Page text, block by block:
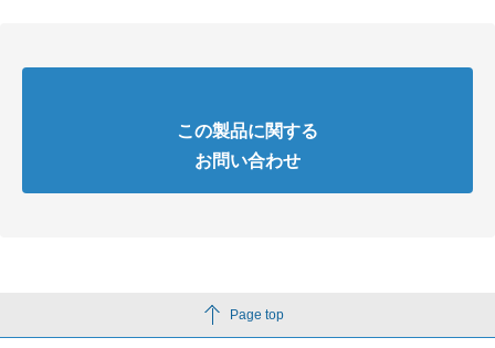
この製品に関する
お問い合わせ
Page top